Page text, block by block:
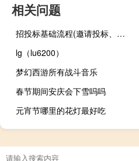
相关问题
招投标基础流程(邀请投标、文件评审、合同签订、验收和支付)
lg（lu6200）
梦幻西游所有战斗音乐
春节期间安庆会下雪吗吗
元宵节哪里的花灯最好吃
重庆雅思机构大概多少钱